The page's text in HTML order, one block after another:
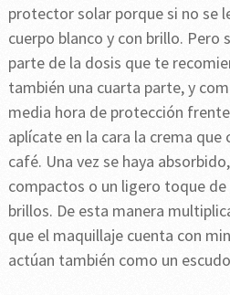
protector solar porque si no se
cuerpo blanco y con brillo. Pero
parte de la dosis que te
también una cuarta parte, y
media hora de protección
aplícate en la cara la crema que
café. Una vez se haya
compactos o un ligero toque
brillos. De esta manera
que el maquillaje cuenta con
actúan también como un